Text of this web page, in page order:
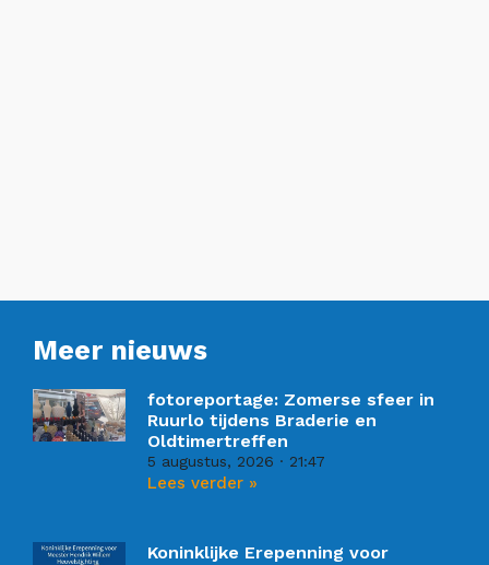
Meer nieuws
fotoreportage: Zomerse sfeer in
Ruurlo tijdens Braderie en
Oldtimertreffen
5 augustus, 2026 21:47
Lees verder »
Koninklijke Erepenning voor